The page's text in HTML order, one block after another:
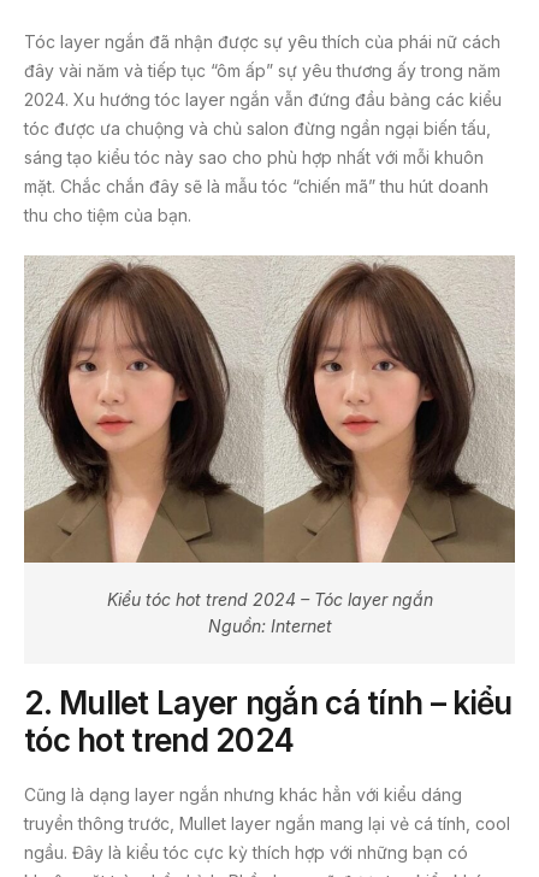
Tóc layer ngắn đã nhận được sự yêu thích của phái nữ cách
đây vài năm và tiếp tục “ôm ấp” sự yêu thương ấy trong năm
2024. Xu hướng tóc layer ngắn vẫn đứng đầu bảng các kiểu
tóc được ưa chuộng và chủ salon đừng ngần ngại biến tấu,
sáng tạo kiểu tóc này sao cho phù hợp nhất với mỗi khuôn
mặt. Chắc chắn đây sẽ là mẫu tóc “chiến mã” thu hút doanh
thu cho tiệm của bạn.
Kiểu tóc hot trend 2024 – Tóc layer ngắn
Nguồn: Internet
2. Mullet Layer ngắn cá tính – kiểu
tóc hot trend 2024
Cũng là dạng layer ngắn nhưng khác hẳn với kiểu dáng
truyền thông trước, Mullet layer ngắn mang lại vẻ cá tính, cool
ngầu. Đây là kiểu tóc cực kỳ thích hợp với những bạn có